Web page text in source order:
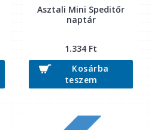
Asztali Mini Speditőr
naptár
1.334 Ft
Kosárba
teszem